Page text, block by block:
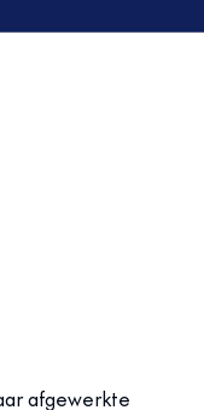
afgewerkte